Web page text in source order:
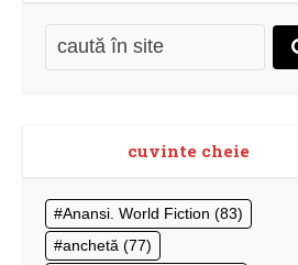
cuvinte cheie
Anansi. World Fiction (83)
anchetă (77)